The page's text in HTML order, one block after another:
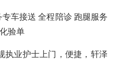
专车接送 全程陪诊 跑腿服务
验单
执业护士上门，便捷，轩泽